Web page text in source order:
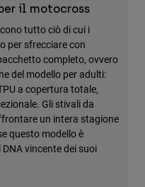
il motocross
tutto ciò di cui i
per sfrecciare con
completo, ovvero
del modello per adulti:
a copertura totale,
Gli stivali da
un intera stagione
questo modello è
vincente dei suoi